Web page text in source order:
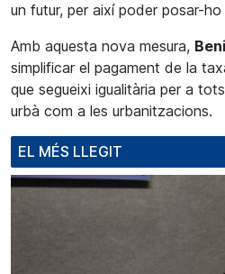
un futur, per així poder posar-ho
Amb aquesta nova mesura,
simplificar el pagament de la
que segueixi igualitària per a
urbà com a les urbanitzacions.
EL MÉS LLEGIT